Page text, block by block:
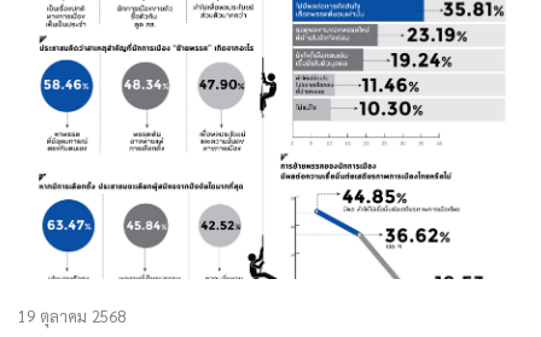
19 ตุลาคม 2568